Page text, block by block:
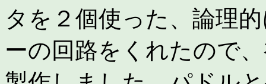
タを２個使った、論理
ーの回路をくれたので